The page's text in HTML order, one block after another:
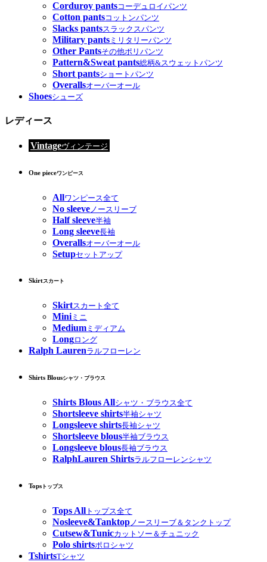
Corduroy pantsコーデュロイパンツ
Cotton pantsコットンパンツ
Slacks pantsスラックスパンツ
Military pants ミリタリーパンツ
Other Pantsその他ポリパンツ
Pattern&Sweat pants総柄&スウェットパンツ
Short pantsショートパンツ
Overallsオーバーオール
Shoesシューズ
レディース
Vintageヴィンテージ
One pieceワンピース
Allワンピース全て
No sleeve ノースリーブ
Half sleeve半袖
Long sleeve長袖
Overallsオーバーオール
Setupセットアップ
Skirtスカート
Skirtスカート全て
Miniミニ
Medium ミディアム
Longロング
Ralph Laurenラルフローレン
Shirts Blousシャツ・ブラウス
Shirts Blous Allシャツ・ブラウス全て
Shortsleeve shirts半袖シャツ
Longsleeve shirts長袖シャツ
Shortsleeve blous半袖ブラウス
Longsleeve blous長袖ブラウス
RalphLauren Shirtsラルフローレンシャツ
Tops トップス
Tops All トップス全て
Nosleeve&Tanktopノースリーブ＆タンクトップ
Cutsew&Tunicカットソー＆チュニック
Polo shirtsポロシャツ
TshirtsTシャツ